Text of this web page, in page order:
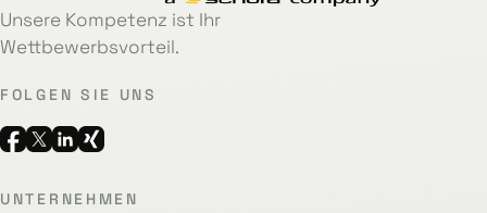
Unsere Kompetenz ist Ihr
Wettbewerbsvorteil.
FOLGEN SIE UNS
UNTERNEHMEN